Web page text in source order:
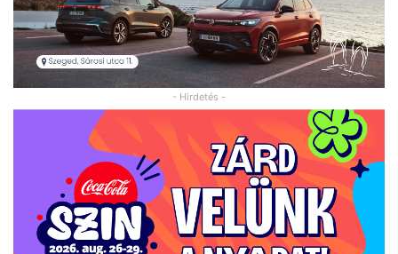
- Hirdetés -